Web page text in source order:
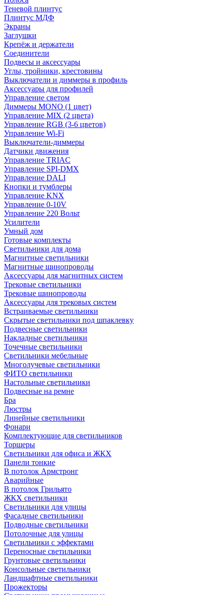
Теневой плинтус
Плинтус МДФ
Экраны
Заглушки
Крепёж и держатели
Соединители
Подвесы и аксессуары
Углы, тройники, крестовины
Выключатели и диммеры в профиль
Аксессуары для профилей
Управление светом
Диммеры MONO (1 цвет)
Управление MIX (2 цвета)
Управление RGB (3-6 цветов)
Управление Wi-Fi
Выключатели-диммеры
Датчики движения
Управление TRIAC
Управление SPI-DMX
Управление DALI
Кнопки и тумблеры
Управление KNX
Управление 0-10V
Управление 220 Вольт
Усилители
Умный дом
Готовые комплекты
Светильники для дома
Магнитные светильники
Магнитные шинопроводы
Аксессуары для магнитных систем
Трековые светильники
Трековые шинопроводы
Аксессуары для трековых систем
Встраиваемые светильники
Скрытые светильники под шпаклевку
Подвесные светильники
Накладные светильники
Точечные светильники
Светильники мебельные
Многолучевые светильники
ФИТО светильники
Настольные светильники
Подвесные на ремне
Бра
Люстры
Линейные светильники
Фонари
Комплектующие для светильников
Торшеры
Светильники для офиса и ЖКХ
Панели тонкие
В потолок Армстронг
Аварийные
В потолок Грильято
ЖКХ светильники
Светильники для улицы
Фасадные светильники
Подводные светильники
Потолочные для улицы
Светильники с эффектами
Переносные светильники
Грунтовые светильники
Консольные светильники
Ландшафтные светильники
Прожекторы